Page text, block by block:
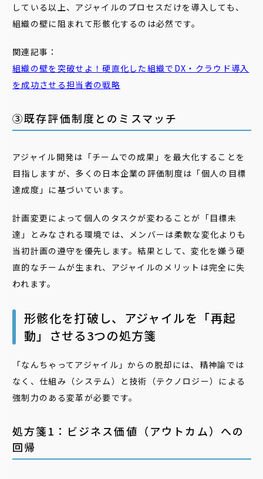
している以上、アジャイルのプロセスだけを導入しても、
組織の壁に阻まれて形骸化するのは必然です。
関連記事：
組織の壁を突破せよ！硬直化した組織でDX・クラウド導入
を成功させる担当者の戦略
③既存評価制度とのミスマッチ
アジャイル開発は「チームでの成果」を最大化することを
目指しますが、多くの日本企業の評価制度は「個人の目標
達成度」に基づいています。
計画変更によって個人のタスクが変わることが「目標未
達」とみなされる環境では、メンバーは柔軟な変化よりも
当初計画の遵守を優先します。結果として、変化を嫌う硬
直的なチームが生まれ、アジャイルのメリットは完全に失
われます。
形骸化を打破し、アジャイルを「再起
動」させる3つの処方箋
「なんちゃってアジャイル」からの脱却には、精神論では
なく、仕組み（システム）と技術（テクノロジー）による
強制力のある変革が必要です。
処方箋1：ビジネス価値（アウトカム）への
回帰